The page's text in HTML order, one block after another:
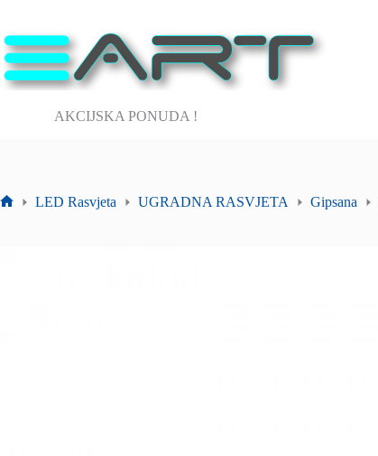
sadržaj
AKCIJSKA PONUDA !
LED Rasvjeta UGRADNA RASVJETA Gipsana